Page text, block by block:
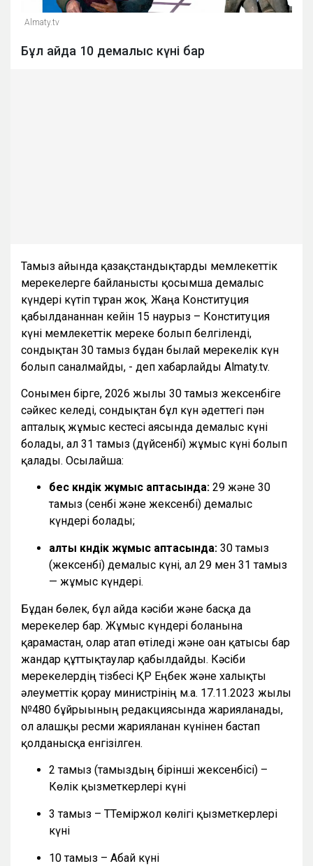
Almaty.tv
Бұл айда 10 демалыс күні бар
Тамыз айында қазақстандықтарды мемлекеттік
мерекелерге байланысты қосымша демалыс
күндері күтіп тұрған жоқ. Жаңа Конституция
қабылданғаннан кейін 15 наурыз – Конституция
күні мемлекеттік мереке болып белгіленді,
сондықтан 30 тамыз бұдан былай мерекелік күн
болып саналмайды, - деп хабарлайды Almaty.tv.
Сонымен бірге, 2026 жылғы 30 тамыз жексенбіге
сәйкес келеді, сондықтан бұл күн әдеттегі пән
апталық жұмыс кестесі аясында демалыс күні
болады, ал 31 тамыз (дүйсенбі) жұмыс күні болып
қалады. Осылайша:
бес күндік жұмыс аптасында: 29 және 30
тамыз (сенбі және жексенбі) демалыс
күндері болады;
алты күндік жұмыс аптасында: 30 тамыз
(жексенбі) демалыс күні, ал 29 мен 31 тамыз
— жұмыс күндері.
Бұдан бөлек, бұл айда кәсіби және басқа да
мерекелер бар. Жұмыс күндері болғанына
қарамастан, олар атап өтіледі және оған қатысы бар
жандар құттықтаулар қабылдайды. Кәсіби
мерекелердің тізбесі ҚР Еңбек және халықты
әлеуметтік қорғау министрінің м.а. 17.11.2023 жылғы
№480 бұйрығының редакциясында жарияланады,
ол алғашқы ресми жарияланған күнінен бастап
қолданысқа енгізілген.
2 тамыз (тамыздың бірінші жексенбісі) –
Көлік қызметкерлері күні
3 тамыз – ТТеміржол көлігі қызметкерлері
күні
10 тамыз – Абай күні